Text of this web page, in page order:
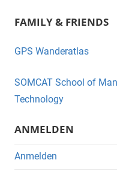
c
e
o
o
k
tt
er
FAMILY & FRIENDS
GPS Wanderatlas
SOMCAT School of
Technology
ANMELDEN
Anmelden